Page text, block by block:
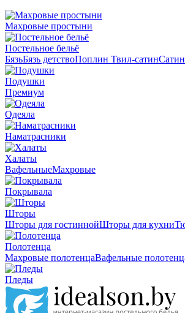
Махровые простыни
Постельное бельё
БязьБязь детствоПоплин Твил-сатинСатин
Подушки
Премиум
Одеяла
Наматрасники
Халаты
ВафельныеМахровые
Покрывала
Шторы
Шторы для гостиннойШторы для кухни
Полотенца
Махровые полотенцаВафельные
Пледы